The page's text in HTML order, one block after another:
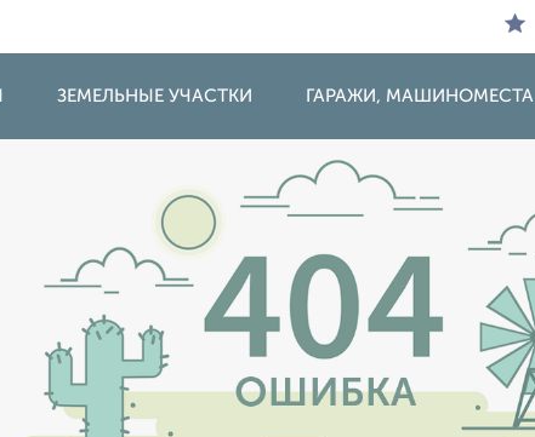
ЗЕМЕЛЬНЫЕ УЧАСТКИ ГАРАЖИ, МАШИНОМЕСТА